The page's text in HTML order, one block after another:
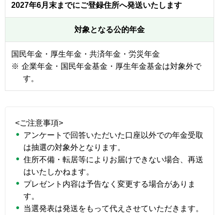
2027年6月末までにご登録住所へ発送いたします
対象となる公的年金
国民年金・厚生年金・共済年金・労災年金
※ 企業年金・国民年金基金・厚生年金基金は対象外で
す。
<ご注意事項>
アンケートで回答いただいた口座以外での年金受取
は抽選の対象外となります。
住所不備・転居等によりお届けできない場合、再送
はいたしかねます。
プレゼント内容は予告なく変更する場合がありま
す。
当選発表は発送をもって代えさせていただきます。